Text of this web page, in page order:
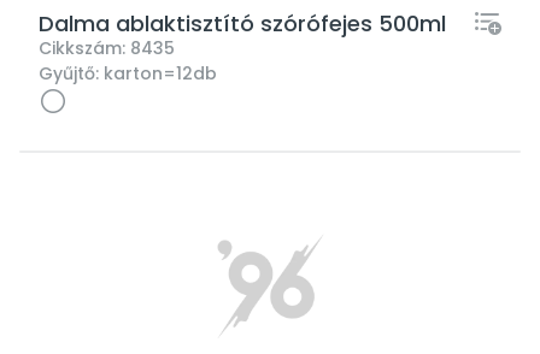
Dalma ablaktisztító szórófejes 500ml
Cikkszám: 8435
Gyűjtő: karton=12db